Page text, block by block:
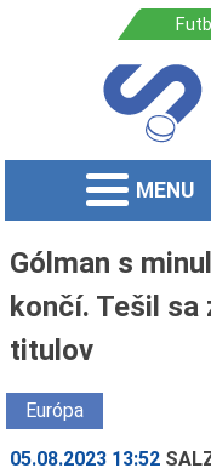
MENU
Gólman s
končí. Tešil
titulov
Európa
05.08.2023 13:52